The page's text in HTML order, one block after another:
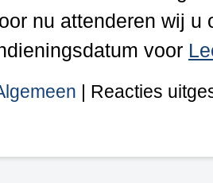
nu attenderen wij
voor
| Reacties